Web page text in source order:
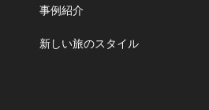
事例紹介
新しい旅のスタイル